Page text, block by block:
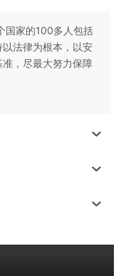
国家的100多人包括
法律为根本，以安
，尽最大努力保障